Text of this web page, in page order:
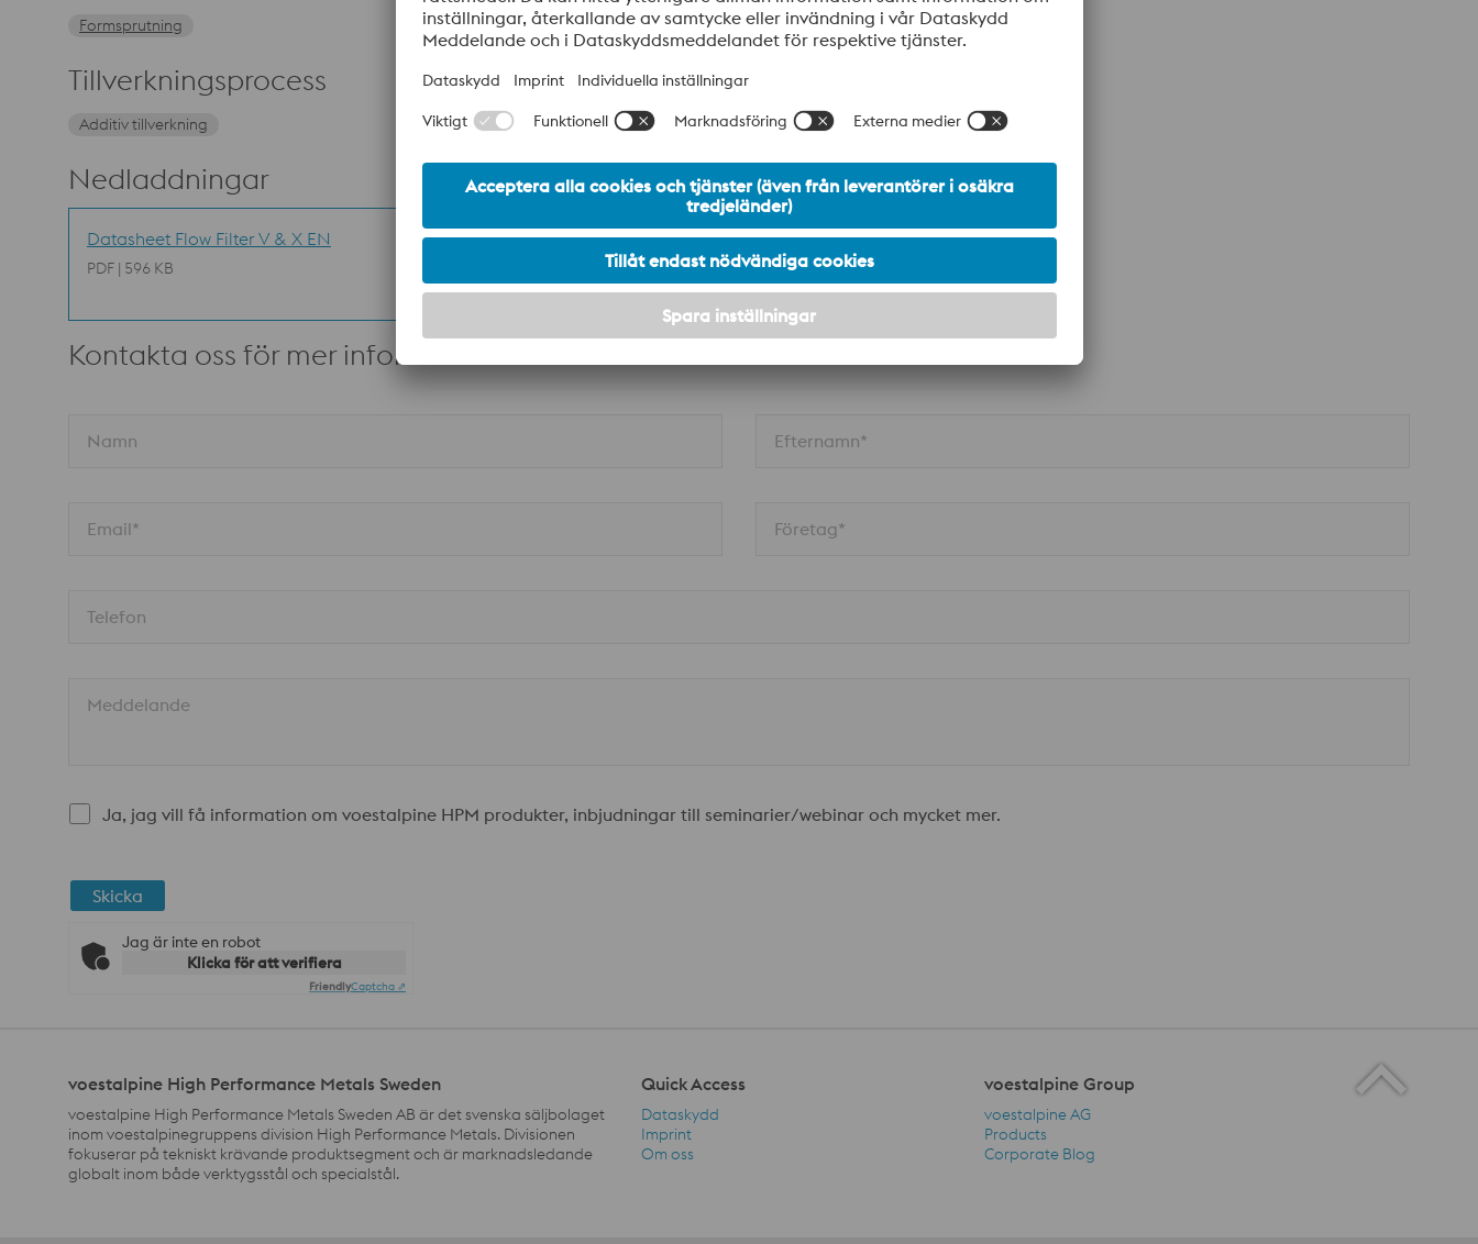
Formsprutning
Tillverkningsprocess
Additiv tillverkning
Nedladdningar
Datasheet Flow Filter V & X EN
PDF | 596 KB
Kontakta oss för mer information
Namn Efternamn*
Email* Företag*
Telefon
Meddelande
Ja, jag vill få information om voestalpine HPM produkter, inbjudningar till seminarier/webinar och mycket mer.
Skicka
Jag är inte en robot
Klicka för att verifiera
FriendlyCaptcha ⇗
voestalpine High Performance Metals Sweden
voestalpine High Performance Metals Sweden AB är det svenska säljbolaget
inom voestalpinegruppens division High Performance Metals. Divisionen
fokuserar på tekniskt krävande produktsegment och är marknadsledande
globalt inom både verktygsstål och specialstål.
Quick Access
Quick Access Navigation
Dataskydd
Imprint
Om oss
voestalpine Group
voestalpine Group Navigation
voestalpine AG
Products
Corporate Blog